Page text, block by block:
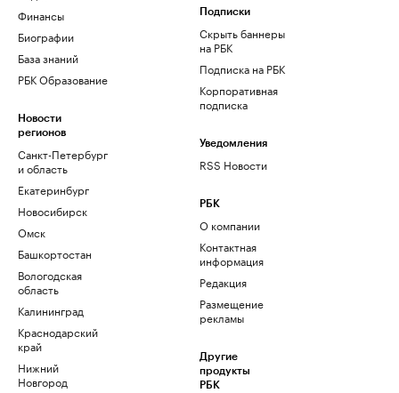
Финансы
Биографии
База знаний
РБК Образование
Новости
регионов
Санкт-Петербург
и область
Екатеринбург
Новосибирск
Омск
Башкортостан
Вологодская
область
Калининград
Краснодарский
край
Нижний
Новгород
Подписки
Скрыть баннеры
на РБК
Подписка на РБК
Корпоративная
подписка
Уведомления
RSS Новости
РБК
О компании
Контактная
информация
Редакция
Размещение
рекламы
Другие
продукты
РБК